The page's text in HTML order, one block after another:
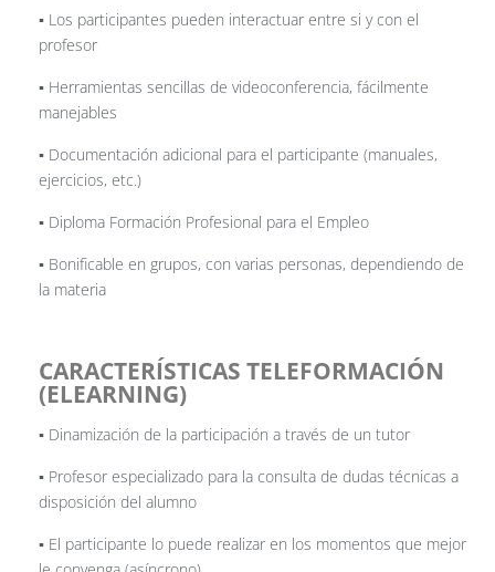
▪️ Los participantes pueden interactuar entre si y con el
profesor
▪️ Herramientas sencillas de videoconferencia, fácilmente
manejables
▪️ Documentación adicional para el participante (manuales,
ejercicios, etc.)
▪️ Diploma Formación Profesional para el Empleo
▪️ Bonificable en grupos, con varias personas, dependiendo de
la materia
CARACTERÍSTICAS TELEFORMACIÓN
(ELEARNING)
▪️ Dinamización de la participación a través de un tutor
▪️ Profesor especializado para la consulta de dudas técnicas a
disposición del alumno
▪️ El participante lo puede realizar en los momentos que mejor